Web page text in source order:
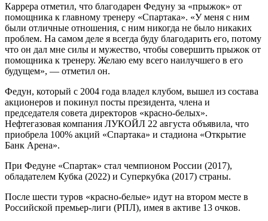
Каррера отметил, что благодарен Федуну за «прыжок» от
помощника к главному тренеру «Спартака». «У меня с ним
были отличные отношения, с ним никогда не было никаких
проблем. На самом деле я всегда буду благодарить его, потому
что он дал мне силы и мужество, чтобы совершить прыжок от
помощника к тренеру. Желаю ему всего наилучшего в его
будущем», — отметил он.
Федун, который с 2004 года владел клубом, вышел из состава
акционеров и покинул посты президента, члена и
председателя совета директоров «красно-белых».
Нефтегазовая компания ЛУКОЙЛ 22 августа объявила, что
приобрела 100% акций «Спартака» и стадиона «Открытие
Банк Арена».
При Федуне «Спартак» стал чемпионом России (2017),
обладателем Кубка (2022) и Суперкубка (2017) страны.
После шести туров «красно-белые» идут на втором месте в
Российской премьер-лиги (РПЛ), имея в активе 13 очков.